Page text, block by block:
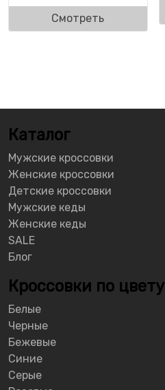
Смотреть
Каталог
Мужские кроссовки
Женские кроссовки
Детские кроссовки
Мужские кеды
Женские кеды
SALE
Блог
Кроссовки по цвету
Белые
Черные
Бежевые
Синие
Серые